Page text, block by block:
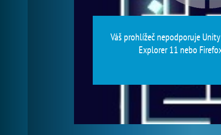
Váš prohlížeč nepodporuje
Explorer 11 nebo